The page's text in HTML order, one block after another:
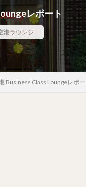
レポート
港ラウンジ
Business Class Loungeレポ